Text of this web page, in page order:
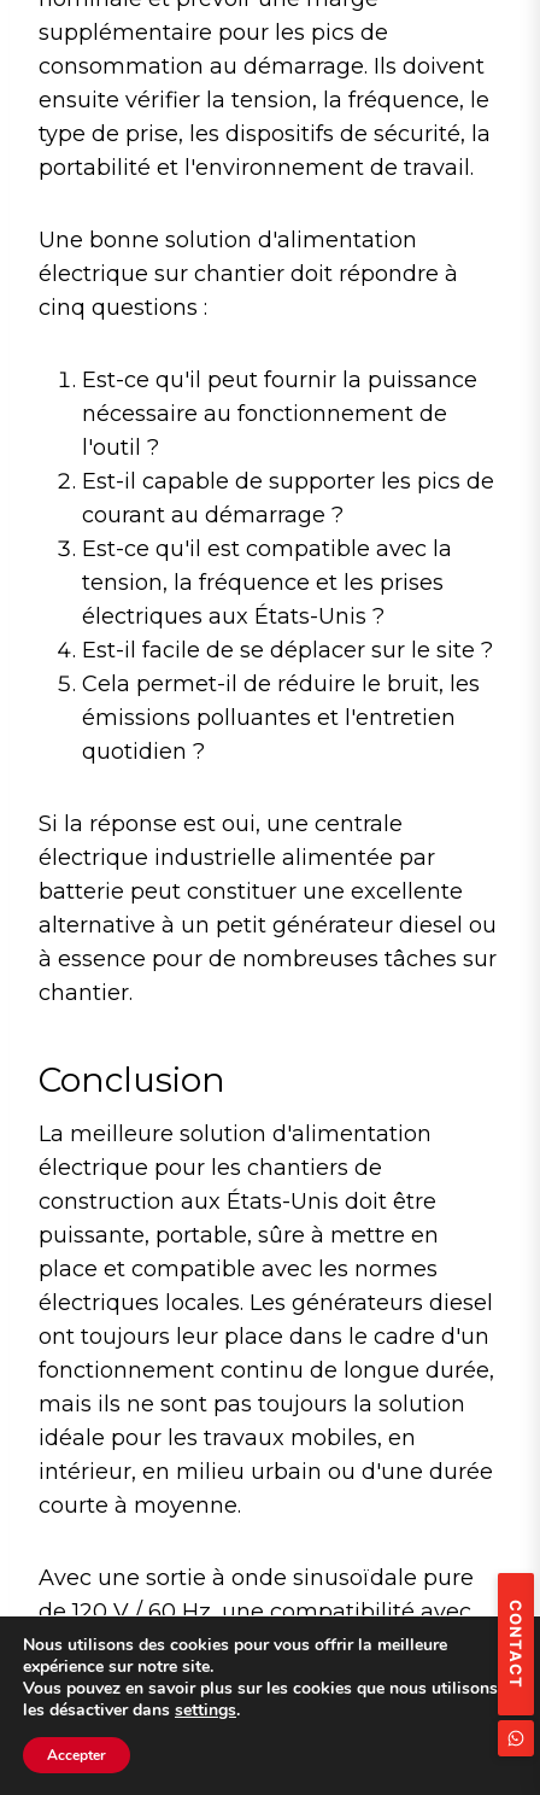
supplémentaire pour les pics de
consommation au démarrage. Ils doivent
ensuite vérifier la tension, la fréquence, le
type de prise, les dispositifs de sécurité, la
portabilité et l'environnement de travail.
Une bonne solution d'alimentation
électrique sur chantier doit répondre à
cinq questions :
Est-ce qu'il peut fournir la puissance
nécessaire au fonctionnement de
l'outil ?
Est-il capable de supporter les pics de
courant au démarrage ?
Est-ce qu'il est compatible avec la
tension, la fréquence et les prises
électriques aux États-Unis ?
Est-il facile de se déplacer sur le site ?
Cela permet-il de réduire le bruit, les
émissions polluantes et l'entretien
quotidien ?
Si la réponse est oui, une centrale
électrique industrielle alimentée par
batterie peut constituer une excellente
alternative à un petit générateur diesel ou
à essence pour de nombreuses tâches sur
chantier.
Conclusion
La meilleure solution d'alimentation
électrique pour les chantiers de
construction aux États-Unis doit être
puissante, portable, sûre à mettre en
place et compatible avec les normes
électriques locales. Les générateurs diesel
ont toujours leur place dans le cadre d'un
fonctionnement continu de longue durée,
mais ils ne sont pas toujours la solution
idéale pour les travaux mobiles, en
intérieur, en milieu urbain ou d'une durée
courte à moyenne.
Avec une sortie à onde sinusoïdale pure
de 120 V / 60 Hz, une compatibilité avec
les prises NEMA, une puissance nominale
de 3 600 W, une capacité de 2 304 Wh et
une puissance de crête pouvant atteindre
20 000 W, le FPG3600-US offre une
solution pratique alimentée par batterie
CONTACT
Nous utilisons des cookies pour vous offrir la meilleure
expérience sur notre site.
Vous pouvez en savoir plus sur les cookies que nous utilisons ou
les désactiver dans settings.
Accepter